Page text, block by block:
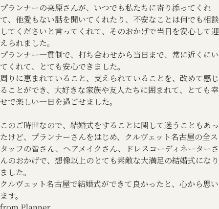
プランナーの桒原さんが、いつでも私たちに寄り添ってくれ
て、他愛もない話を聞いてくれたり、不安なことは何でも相談
してくださいと言ってくれて、そのおかげで当日を安心して迎
えられました。
プランナー一貫制で、打ち合わせから当日まで、常に近くにい
てくれて、とても安心できました。
周りに恵まれていること、支えられていることを、改めて感じ
ることができ、大好きな家族や友人たちに囲まれて、とても幸
せで楽しい一日を過ごせました。
このご時世なので、結婚式をすることに関して迷うこともあっ
たけど、プランナーさんをはじめ、クルヴェット名古屋の全ス
タッフの皆さん、ヘアメイクさん、ドレスコーディネーターさ
んのおかげで、想像以上のとても素敵な大満足の結婚式になり
ました。
クルヴェット名古屋で結婚式ができて良かったと、心から思い
ます。